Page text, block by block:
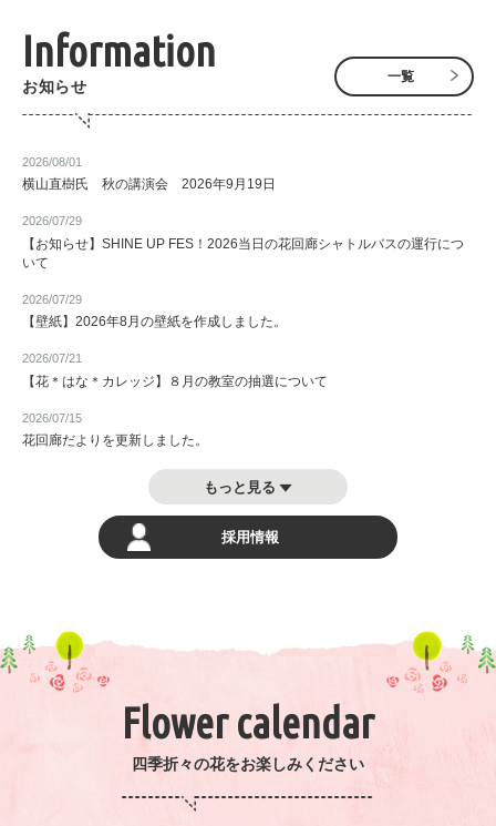
Information
お知らせ
一覧
2026/08/01
横山直樹氏 秋の講演会 2026年9月19日
2026/07/29
【お知らせ】SHINE UP FES！2026当日の花回廊シャトルバスの運行につ
いて
2026/07/29
【壁紙】2026年8月の壁紙を作成しました。
2026/07/21
【花＊はな＊カレッジ】８月の教室の抽選について
2026/07/15
花回廊だよりを更新しました。
もっと見る
採用情報
Flower calendar
四季折々の花をお楽しみください